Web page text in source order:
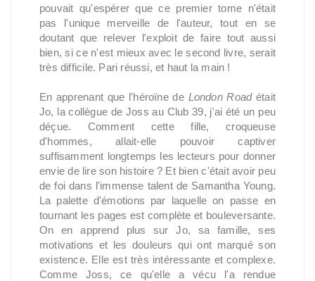
pouvait qu'espérer que ce premier tome n'était
pas l'unique merveille de l'auteur, tout en se
doutant que relever l'exploit de faire tout aussi
bien, si ce n'est mieux avec le second livre, serait
très difficile. Pari réussi, et haut la main !
En apprenant que l'héroïne de London Roadétait
Jo, la collègue de Joss au Club 39, j'ai été un peu
déçue. Comment cette fille, croqueuse
d'hommes, allait-elle pouvoir captiver
suffisamment longtemps les lecteurs pour donner
envie de lire son histoire ? Et bien c'était avoir peu
de foi dans l'immense talent de Samantha Young.
La palette d'émotions par laquelle on passe en
tournant les pages est complète et bouleversante.
On en apprend plus sur Jo, sa famille, ses
motivations et les douleurs qui ont marqué son
existence. Elle est très intéressante et complexe.
Comme Joss, ce qu'elle a vécu l'a rendue